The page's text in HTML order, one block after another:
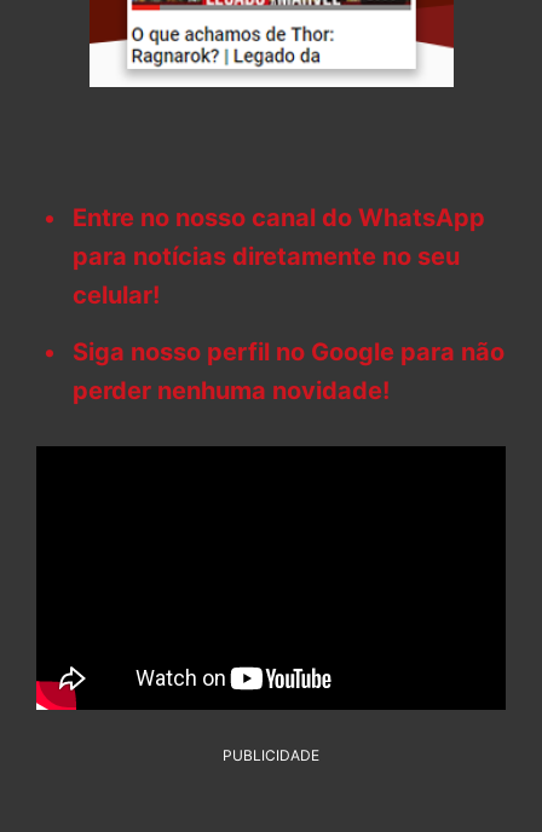
Entre no nosso canal do WhatsApp
para notícias diretamente no seu
celular!
Siga nosso perfil no Google para não
perder nenhuma novidade!
PUBLICIDADE